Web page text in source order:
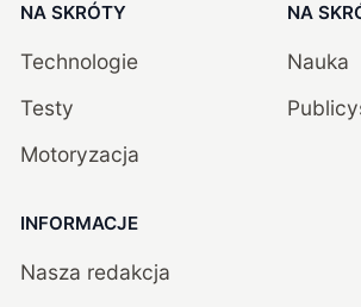
NA SKRÓTY
Technologie
Testy
Motoryzacja
NA
Nauka
INFORMACJE
Nasza redakcja